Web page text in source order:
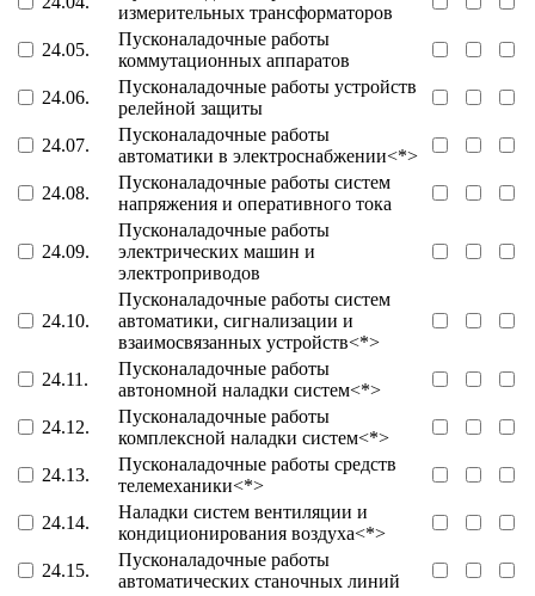
измерительных трансформаторов
24.05.
Пусконаладочные работы
коммутационных аппаратов
24.06.
Пусконаладочные работы устройств
релейной защиты
24.07.
Пусконаладочные работы
автоматики в электроснабжении<*>
24.08.
Пусконаладочные работы систем
напряжения и оперативного тока
24.09.
Пусконаладочные работы
электрических машин и
электроприводов
24.10.
Пусконаладочные работы систем
автоматики, сигнализации и
взаимосвязанных устройств<*>
24.11.
Пусконаладочные работы
автономной наладки систем<*>
24.12.
Пусконаладочные работы
комплексной наладки систем<*>
24.13.
Пусконаладочные работы средств
телемеханики<*>
24.14.
Наладки систем вентиляции и
кондиционирования воздуха<*>
24.15.
Пусконаладочные работы
автоматических станочных линий